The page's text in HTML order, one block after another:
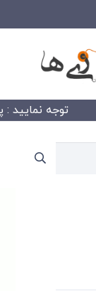
توجه نمایید :